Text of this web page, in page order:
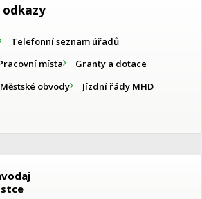
odkazy
Telefonní seznam úřadů
místa
Granty a dotace
Městské obvody Jízdní řády MHD